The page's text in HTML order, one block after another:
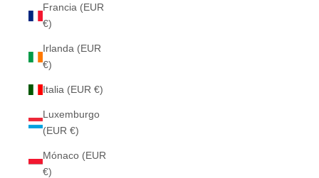
Francia (EUR
€)
Irlanda (EUR
€)
Italia (EUR €)
Luxemburgo
(EUR €)
Mónaco (EUR
€)